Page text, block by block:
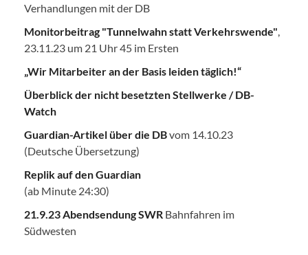
Verhandlungen mit der DB
Monitorbeitrag "Tunnelwahn statt Verkehrswende",
23.11.23 um 21 Uhr 45 im Ersten
„Wir Mitarbeiter an der Basis leiden täglich!“
Überblick der nicht besetzten Stellwerke / DB-
Watch
Guardian-Artikel über die DBvom 14.10.23
(Deutsche Übersetzung)
Replik auf den Guardian
(ab Minute 24:30)
21.9.23 Abendsendung SWR Bahnfahren im
Südwesten